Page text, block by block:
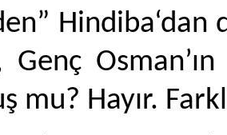
Genç
mu? Hayır.